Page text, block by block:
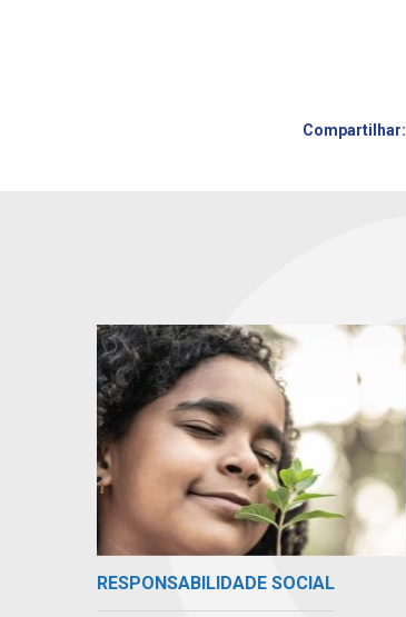
Compartilhar:
RESPONSABILIDADE SOCIAL